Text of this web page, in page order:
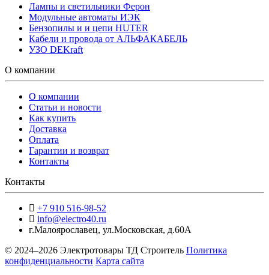
Лампы и светильники Ферон
Модульные автоматы ИЭК
Бензопилы и и цепи HUTER
Кабели и провода от АЛЬФАКАБЕЛЬ
УЗО DEKraft
О компании
О компании
Статьи и новости
Как купить
Доставка
Оплата
Гарантии и возврат
Контакты
Контакты
+7 910 516-98-52
info@electro40.ru
г.Малоярославец, ул.Московская, д.60А
© 2024–2026 Электротовары ТД Строитель Политика
конфиденциальности Карта сайта